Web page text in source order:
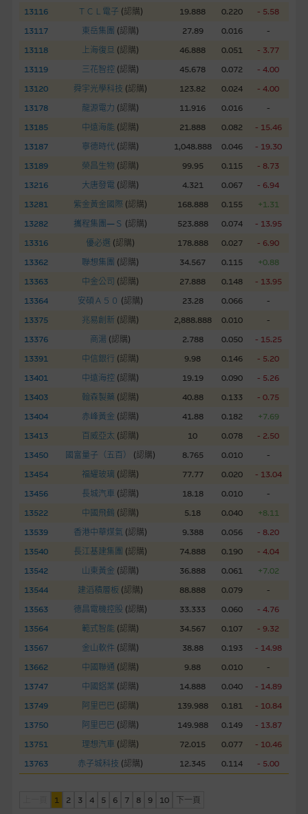
13116
ＴＣＬ電子 (認購) 19.888 0.220
- 5.58
13117
東岳集團 (認購) 27.89 0.016
-
13118
上海復旦 (認購) 46.888 0.051
- 3.77
13119
三花智控(認購) 45.678 0.072
- 4.00
13120
舜宇光學科技 (認購) 123.82 0.024
- 4.00
13178
龍源電力 (認購) 11.916 0.016
-
13185
中遠海能(認購) 21.888 0.082
- 15.46
13187
寧德時代(認購) 1,048.888 0.046
- 19.30
13189
榮昌生物 (認購) 99.95 0.115
- 8.73
13216
大唐發電 (認購) 4.321 0.067
- 6.94
13281
紫金黃金國際 (認購) 168.888 0.155
+1.31
13282
攜程集團—Ｓ (認購) 523.888 0.074
- 13.95
13316
優必選 (認購) 178.888 0.027
- 6.90
13362
聯想集團 (認購) 34.567 0.115
+0.88
13363
中金公司 (認購) 27.888 0.148
- 13.95
13364
安碩Ａ５０ (認購) 23.28 0.066
-
13375
兆易創新 (認購) 2,888.888 0.010
-
13376
商湯 (認購) 2.788 0.050
- 15.25
13391
中信銀行 (認購) 9.98 0.146
- 5.20
13401
中遠海控(認購) 19.19 0.090
- 5.26
13403
翰森製藥 (認購) 40.88 0.133
- 0.75
13404
赤峰黃金 (認購) 41.88 0.182
+7.69
13413
百威亞太 (認購) 10 0.078
- 2.50
13450
國富量子（五百） (認購) 8.765 0.010
-
13454
福耀玻璃 (認購) 77.77 0.020
- 13.04
13456
長城汽車 (認購) 18.18 0.010
-
13522
中國飛鶴 (認購) 5.18 0.040
+8.11
13539
香港中華煤氣(認購) 9.388 0.056
- 8.20
13540
長江基建集團 (認購) 74.888 0.190
- 4.04
13542
山東黃金 (認購) 36.888 0.061
+7.02
13544
建滔積層板 (認購) 88.888 0.079
-
13563
德昌電機控股 (認購) 33.333 0.060
- 4.76
13564
範式智能(認購) 34.567 0.107
- 9.32
13567
金山軟件 (認購) 38.88 0.193
- 14.98
13662
中國聯通 (認購) 9.88 0.010
-
13747
中國鋁業 (認購) 14.888 0.040
- 14.89
13749
阿里巴巴 (認購) 139.988 0.181
- 10.84
13750
阿里巴巴 (認購) 149.988 0.149
- 13.87
13751
理想汽車 (認購) 72.015 0.077
- 10.46
13763
赤子城科技 (認購) 12.345 0.114 - 5.00
1 2 3 4 5 6 7 8 9 10
下一頁
事、高層職員、僱員或代理人不作陳述，亦不保證網站內容，或
整、合時及準確，對任何因任何形式(包括疏忽)由於網站內容的
錯誤、失實、遺漏、或任何人士對網站內容的依賴而導致的損失
或損毀，亦一概不會承擔責任或債務。
本使用條款的所有方面均受香港法例管限。
無法收回部份或全部應收款項。結構性產品價格可升可跌。過往
表現並不反映未來表現。產品的第二市場可能有限而麥格理資本
股份有限公司可能是唯一報價方。閣下應閱讀載于
www.warrants.com.hk 之上市文件以瞭解結構性產品的詳情及
自行評估箇中風險。如有需要，請徵詢獨立之專業意見。牛熊證
損失全部投資；而(ii)R類牛熊證之剩餘價值則可能為零。
網站連結
本網站或載有連接非由麥格理集團管理的網站的連結。此等連結
純為方便閣下取得更多關於市場上相關產品及機構的資訊。麥格
理集團對此等網站的內容及所介紹的產品或服務，均無任何操控
適，不作任何聲明。麥格理集團建議閣下自行向本網站述及或連
接的第三者查詢。此外，載有第三者網站的連結，不應視為該第
三者推介本網站。
本網站雖連接第三者管理的網站，但麥格理集團並非授權網站瀏
權。
經由本網站接觸到的軟件應用
部分可經本網站連結下載的軟件程式屬於第三者的產品。閣下使
用此等屬於第三者的軟件，須自負全責。此等軟件的使用，可能
受軟件持有人訂出的使用條款約束。
在法律容許的所有範圍內，麥格理集團概不承擔經由本網站使用
或下載任何軟件(不論是否屬於第三者)而引起的責任。麥格理集
團並且對此等軟件不作任何聲明，也不提供任何保證，特別是在
法律容許的所有範圍內，概不負責經由本網站使用或下載任何軟
件(不論是否屬於第三者)而出現電腦病毒或任何其他後果所導致
損)。
基本上市文件及補充上市文件
就有關MBL每次發行之認股證及/或牛熊證而言，認股證及/或牛
熊證之條款及條件以及發行商的財務與其他資料已載列於基本上
於本網站。